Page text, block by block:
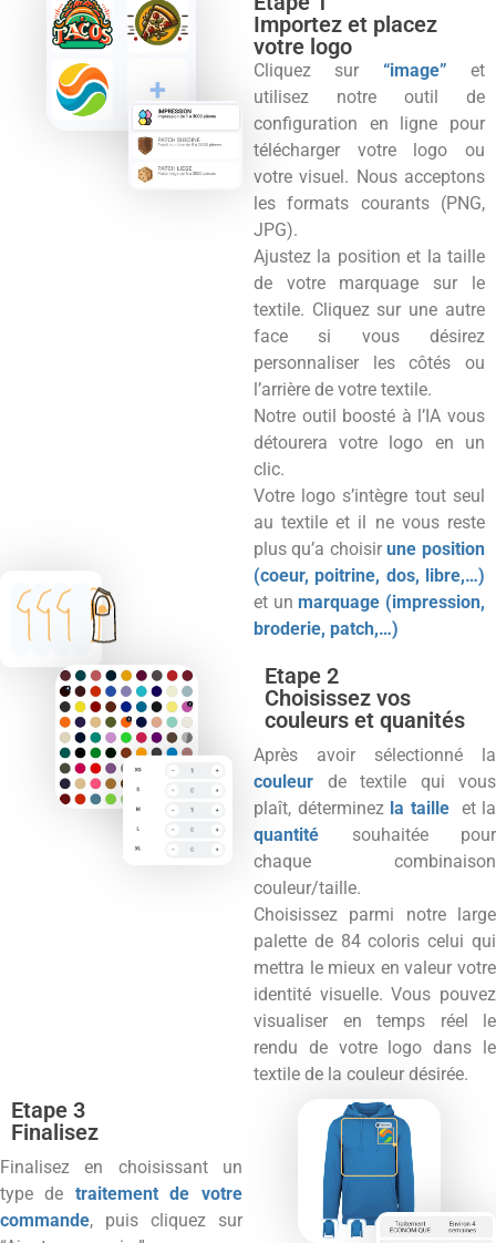
Importez et placez
votre logo
Cliquez sur “image” et
utilisez notre outil de
configuration en ligne pour
télécharger votre logo ou
votre visuel. Nous acceptons
les formats courants (PNG,
JPG).
Ajustez la position et la taille
de votre marquage sur le
textile. Cliquez sur une autre
face si vous désirez
personnaliser les côtés ou
l’arrière de votre textile.
Notre outil boosté à l’IA vous
détourera votre logo en un
clic.
Votre logo s’intègre tout seul
au textile et il ne vous reste
plus qu’a choisirune position
(coeur, poitrine, dos, libre,…)
et unmarquage (impression,
broderie, patch,…)
Etape 2
Choisissez vos
couleurs et quanités
Après avoir sélectionné la
couleur de textile qui vous
plaît, déterminez la taille et la
quantité souhaitée pour
chaque combinaison
couleur/taille.
Choisissez parmi notre large
palette de 84 coloris celui qui
mettra le mieux en valeur votre
identité visuelle. Vous pouvez
visualiser en temps réel le
rendu de votre logo dans le
textile de la couleur désirée.
Etape 3
Finalisez
Finalisez en choisissant un
type de traitement de votre
commande, puis cliquez sur